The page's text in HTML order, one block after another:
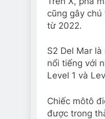
cũng gây
từ 2022.
S2 Del Mar
nổi tiếng với
Level 1 và
Chiếc môtô
được trong